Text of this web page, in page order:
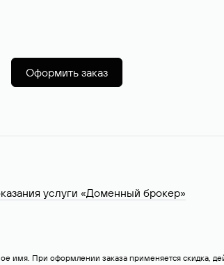
Оформить заказ
услуги «Доменный брокер»
имя. При оформлении заказа применяется скидка,